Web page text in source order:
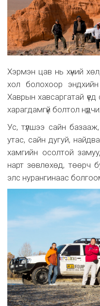
Хэрмэн цав нь хүний
хол болохоор
Хаврын хавсаргатай
харагдамгүй болтол
Ус, түлшээ сайн
утас, сайн дугуй,
хамгийн осолтой
нарт зөвлөхөд, төөрч
элс нурангинаас